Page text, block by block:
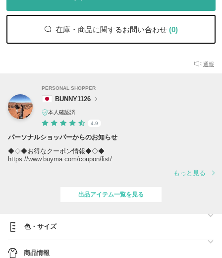
在庫・商品に関するお問い合わせ (0)
通報
PERSONAL SHOPPER
BUNNY1126
本人確認済
4.9
パーソナルショッパーからのお知らせ
◆◇◆お得なクーポン情報◆◇◆
https://www.buyma.com/coupon/list/
商品はすべてご注文確定後にブランド直営店、正規取扱店からのお取り
お届けまでに少々お時間を頂きますので余裕をもってご注文頂ければと
思います。
在庫状況は日々変動しておりますので、ご購入いただく前に在庫状況の
確認・お問い合わせをお願いいたします。
もっと見る
出品アイテム一覧を見る
色・サイズ
商品情報